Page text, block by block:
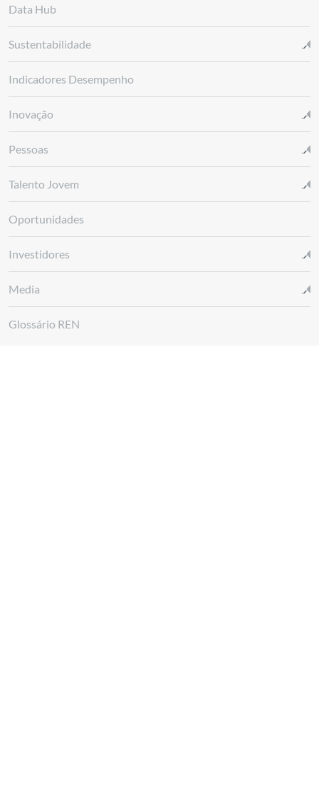
Data Hub
Sustentabilidade
Indicadores Desempenho
Inovação
Pessoas
Talento Jovem
Oportunidades
Investidores
Media
Glossário REN